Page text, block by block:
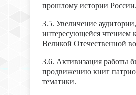
прошлому истории России.
3.5. Увеличение аудитории,
интересующейся чтением
Великой Отечественной
3.6. Активизация работы
продвижению книг
тематики.